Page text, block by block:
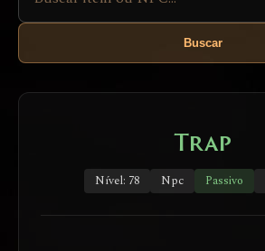
Buscar
Trap
Nível: 78 Npc Passivo